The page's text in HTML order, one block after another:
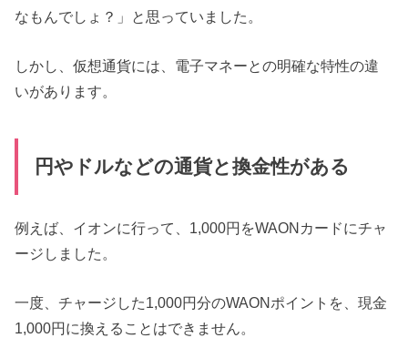
なもんでしょ？」と思っていました。
しかし、仮想通貨には、電子マネーとの明確な特性の違
いがあります。
円やドルなどの通貨と換金性がある
例えば、イオンに行って、1,000円をWAONカードにチャ
ージしました。
一度、チャージした1,000円分のWAONポイントを、現金
1,000円に換えることはできません。